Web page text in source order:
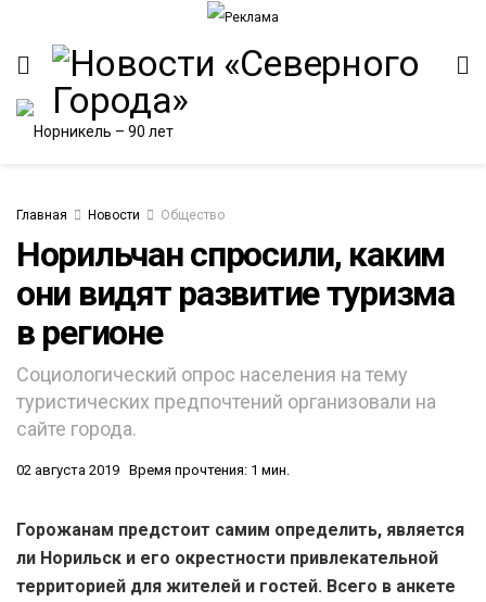
Главная Новости Общество
Норильчан спросили, каким
они видят развитие туризма
в регионе
Социологический опрос населения на тему
туристических предпочтений организовали на
сайте города.
02 августа 2019 Время прочтения: 1 мин.
Горожанам предстоит самим определить, является
ли Норильск и его окрестности привлекательной
территорией для жителей и гостей. Всего в анкете